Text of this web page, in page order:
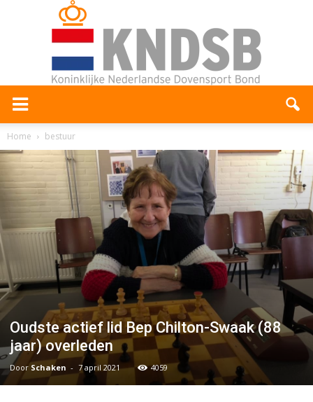
Home bestuur
Oudste actief lid Bep Chilton-Swaak (88
jaar) overleden
Door Schaken - 7 april 2021 4059